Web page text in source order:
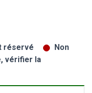
réservé
Non
vérifier la